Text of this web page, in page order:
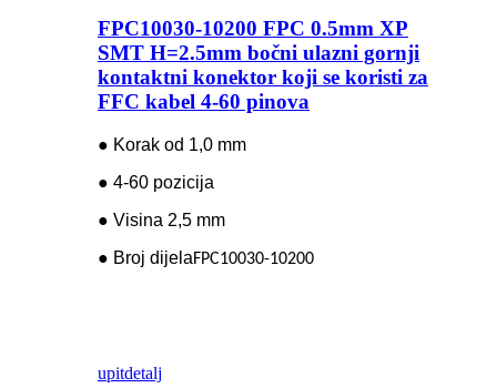
FPC10030-10200 FPC 0.5mm XP
SMT H=2.5mm bočni ulazni gornji
kontaktni konektor koji se koristi za
FFC kabel 4-60 pinova
● Korak od 1,0 mm
● 4-60 pozicija
● Visina 2,5 mm
● Broj dijelaFPC10030-10200
upitdetalj